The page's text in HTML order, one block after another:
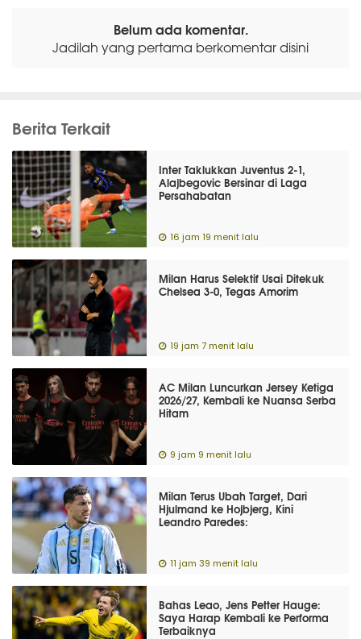
Belum ada komentar.
Jadilah yang pertama berkomentar disini
Berita Terkait
Inter Taklukkan Juventus 2-1,
Alajbegovic Bersinar di Laga
Persahabatan
16 jam 19 menit lalu
Milan Harus Selektif Usai Ditekuk
Chelsea 3-0, Tegas Amorim
19 jam 7 menit lalu
AC Milan Luncurkan Jersey Ketiga
2026/27, Kembali ke Nuansa Serba
Hitam
9 jam 9 menit lalu
Milan Terus Ubah Target, Dari
Hjulmand ke Hojbjerg, Kini
Leandro Paredes:
11 jam 39 menit lalu
Bahas Leao, Jens Petter Hauge:
Saya Harap Kembali ke Performa
Terbaiknya